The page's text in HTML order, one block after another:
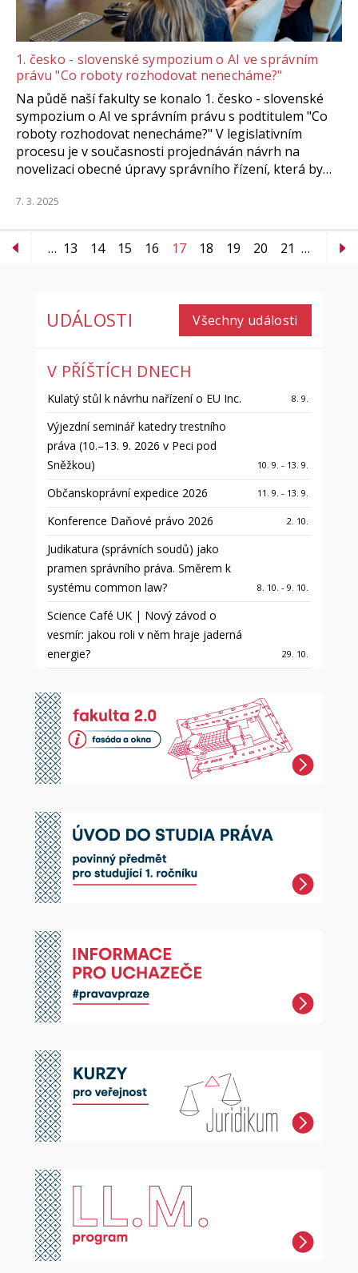
1. česko - slovenské sympozium o AI ve správním
právu "Co roboty rozhodovat nenecháme?"
Na půdě naší fakulty se konalo 1. česko - slovenské
sympozium o AI ve správním právu s podtitulem "Co
roboty rozhodovat nenecháme?" V legislativním
procesu je v současnosti projednáván návrh na
novelizaci obecné úpravy správního řízení, která by…
7. 3. 2025
… 13 14 15 16 17 18 19 20 21 …
UDÁLOSTI Všechny události
V PŘÍŠTÍCH DNECH
Kulatý stůl k návrhu nařízení o EU Inc. 8. 9.
Výjezdní seminář katedry trestního
práva (10.–13. 9. 2026 v Peci pod
Sněžkou)
10. 9. - 13. 9.
Občanskoprávní expedice 2026 11. 9. - 13. 9.
Konference Daňové právo 2026 2. 10.
Judikatura (správních soudů) jako
pramen správního práva. Směrem k
systému common law?
8. 10. - 9. 10.
Science Café UK | Nový závod o
vesmír: jakou roli v něm hraje jaderná
energie?
29. 10.